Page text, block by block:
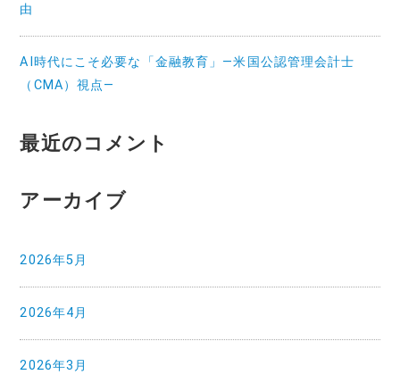
由
AI時代にこそ必要な「金融教育」—米国公認管理会計士
（CMA）視点—
最近のコメント
アーカイブ
2026年5月
2026年4月
2026年3月